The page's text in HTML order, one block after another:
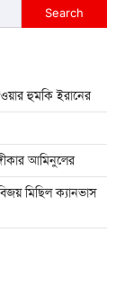
Search
হুমকি ইরানের
আমিনুলের
মিছিল ক্যানভাস